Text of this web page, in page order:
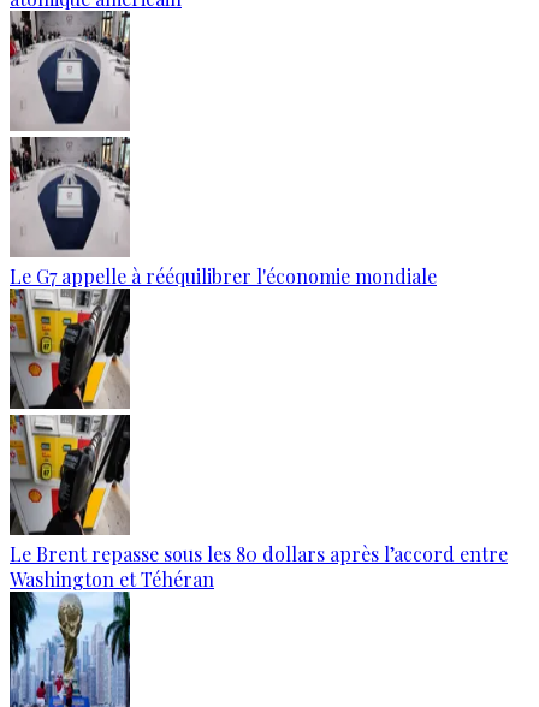
Le G7 appelle à rééquilibrer l'économie mondiale
Le Brent repasse sous les 80 dollars après l’accord entre
Washington et Téhéran